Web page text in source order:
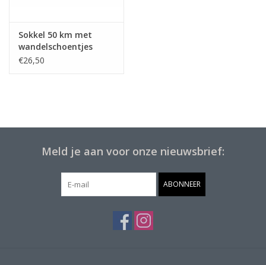
Sokkel 50 km met
wandelschoentjes
€26,50
Meld je aan voor onze nieuwsbrief:
ABONNEER